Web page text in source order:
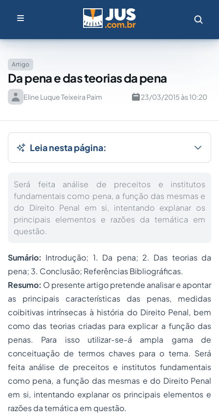
Artigo
Da pena e das teorias da pena
Eline Luque Teixeira Paim 23/03/2015 às 10:20
Leia nesta página:
Será feita análise de preceitos e institutos
fundamentais como pena, a função das mesmas e
do Direito Penal em si, intentando explanar os
principais elementos e razões da temática em
questão.
Sumário: Introdução; 1. Da pena; 2. Das teorias da
pena; 3. Conclusão; Referências Bibliográficas.
Resumo: O presente artigo pretende analisar e apontar
as principais características das penas, medidas
coibitivas intrínsecas à história do Direito Penal, bem
como das teorias criadas para explicar a função das
penas. Para isso utilizar-se-á ampla gama de
conceituação de termos chaves para o tema. Será
feita análise de preceitos e institutos fundamentais
como pena, a função das mesmas e do Direito Penal
em si, intentando explanar os principais elementos e
razões da temática em questão.